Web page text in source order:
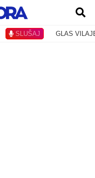
SLUŠAJ GLAS